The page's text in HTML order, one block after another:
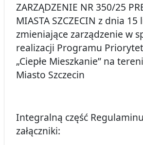
ZARZĄDZENIE NR 350/25
MIASTA SZCZECIN z dnia 15
zmieniające zarządzenie w
realizacji Programu
„Ciepłe Mieszkanie” na
Miasto Szczecin
Integralną część
załączniki: